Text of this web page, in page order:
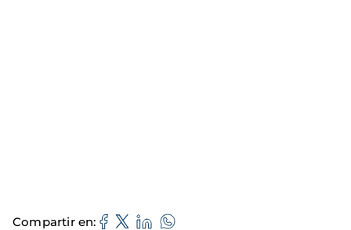
Compartir en